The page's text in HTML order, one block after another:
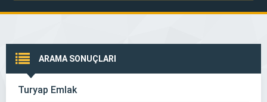
ARAMA SONUÇLARI
Turyap Emlak